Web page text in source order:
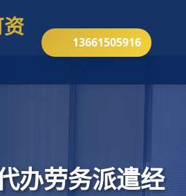
13661505916
办劳务派遣经